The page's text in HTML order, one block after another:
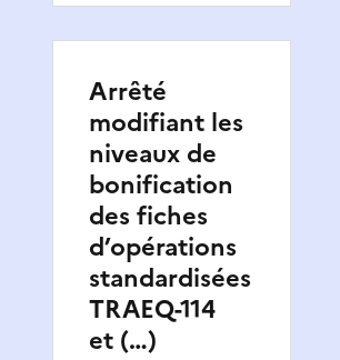
Arrêté
modifiant les
niveaux de
bonification
des fiches
d’opérations
standardisées
TRAEQ-114
et (…)